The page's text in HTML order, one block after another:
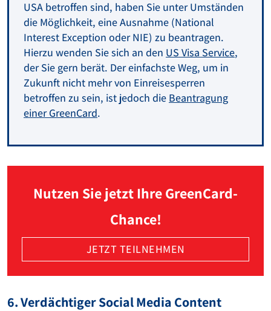
USA betroffen sind, haben Sie unter Umständen
die Möglichkeit, eine Ausnahme (National
Interest Exception oder NIE) zu beantragen.
Hierzu wenden Sie sich an den US Visa Service,
der Sie gern berät. Der einfachste Weg, um in
Zukunft nicht mehr von Einreisesperren
betroffen zu sein, ist jedoch die Beantragung
einer GreenCard.
Nutzen Sie jetzt Ihre GreenCard-
Chance!
JETZT TEILNEHMEN
6. Verdächtiger Social Media Content